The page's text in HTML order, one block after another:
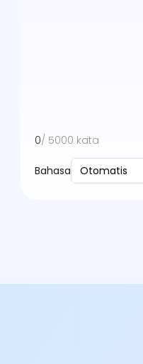
0/ 5000 kata
Bahasa Otomatis